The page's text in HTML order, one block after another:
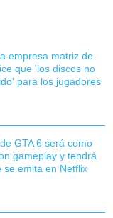
empresa matriz de
que 'los discos no
para los jugadores
GTA 6 será como
gameplay y tendrá
se emita en Netflix